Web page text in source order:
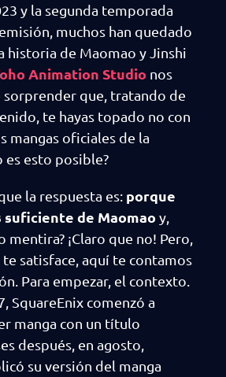
y la segunda temporada
muchos han quedado
historia de Maomao y Jinshi
Animation Studio nos
sorprender que, tratando de
te hayas topado no con
mangas oficiales de la
es esto posible?
la respuesta es: porque
suficiente de Maomao y,
mentira? ¡Claro que no! Pero,
te satisface, aquí te contamos
Para empezar, el contexto.
SquareEnix comenzó a
manga con un título
después, en agosto,
su versión del manga